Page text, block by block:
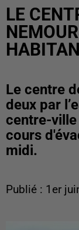
LE
Le centre
deux par
centre-ville
cours
midi.
Publié : 1er